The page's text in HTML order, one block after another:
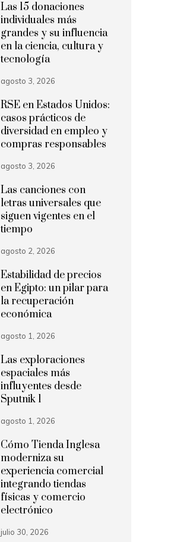
Las 15 donaciones
individuales más
grandes y su influencia
en la ciencia, cultura y
tecnología
agosto 3, 2026
RSE en Estados Unidos:
casos prácticos de
diversidad en empleo y
compras responsables
agosto 3, 2026
Las canciones con
letras universales que
siguen vigentes en el
tiempo
agosto 2, 2026
Estabilidad de precios
en Egipto: un pilar para
la recuperación
económica
agosto 1, 2026
Las exploraciones
espaciales más
influyentes desde
Sputnik 1
agosto 1, 2026
Cómo Tienda Inglesa
moderniza su
experiencia comercial
integrando tiendas
físicas y comercio
electrónico
julio 30, 2026